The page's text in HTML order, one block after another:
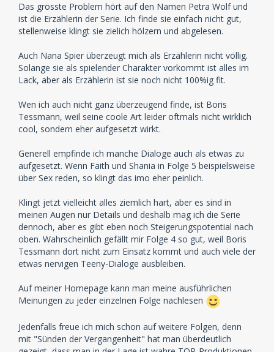
Das grösste Problem hört auf den Namen Petra Wolf und
ist die Erzählerin der Serie. Ich finde sie einfach nicht gut,
stellenweise klingt sie zielich hölzern und abgelesen.
Auch Nana Spier überzeugt mich als Erzählerin nicht völlig.
Solange sie als spielender Charakter vorkommt ist alles im
Lack, aber als Erzählerin ist sie noch nicht 100%ig fit.
Wen ich auch nicht ganz überzeugend finde, ist Boris
Tessmann, weil seine coole Art leider oftmals nicht wirklich
cool, sondern eher aufgesetzt wirkt.
Generell empfinde ich manche Dialoge auch als etwas zu
aufgesetzt. Wenn Faith und Shania in Folge 5 beispielsweise
über Sex reden, so klingt das imo eher peinlich.
Klingt jetzt vielleicht alles ziemlich hart, aber es sind in
meinen Augen nur Details und deshalb mag ich die Serie
dennoch, aber es gibt eben noch Steigerungspotential nach
oben. Wahrscheinlich gefällt mir Folge 4 so gut, weil Boris
Tessmann dort nicht zum Einsatz kommt und auch viele der
etwas nervigen Teeny-Dialoge ausbleiben.
Auf meiner Homepage kann man meine ausführlichen
Meinungen zu jeder einzelnen Folge nachlesen
Jedenfalls freue ich mich schon auf weitere Folgen, denn
mit "Sünden der Vergangenheit" hat man überdeutlich